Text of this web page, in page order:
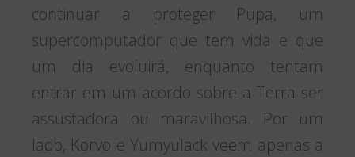
continuar a proteger Pupa, um
supercomputador que tem vida e que
um dia evoluirá, enquanto tentam
entrar em um acordo sobre a Terra ser
assustadora ou maravilhosa. Por um
lado, Korvo e Yumyulack veem apenas a